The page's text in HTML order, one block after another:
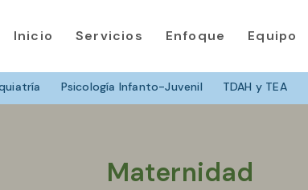
Psicología Infanto-Juvenil TDAH y TEA
Inicio Servicios Enfoque Equipo
Maternidad